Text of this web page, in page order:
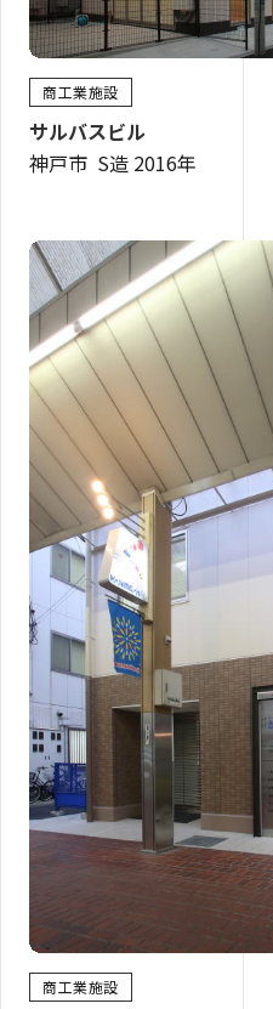
商工業施設
サルバスビル
神戸市 S造 2016年
商工業施設